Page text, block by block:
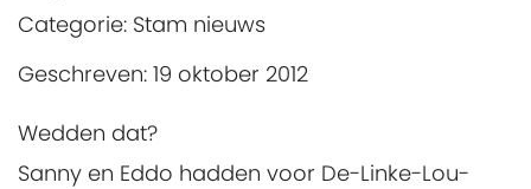
Categorie: Stam nieuws
Geschreven: 19 oktober 2012
Wedden dat?
Sanny en Eddo hadden voor De-Linke-Lou-